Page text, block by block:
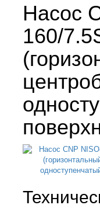
Насос
160/